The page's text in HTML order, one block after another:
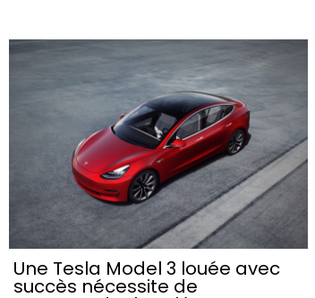
Une Tesla Model 3 louée avec
succès nécessite de